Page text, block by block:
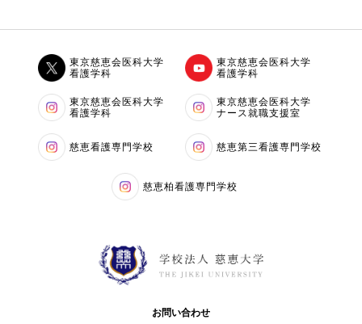
東京慈恵会医科大学
看護学科
東京慈恵会医科大学
看護学科
東京慈恵会医科大学
看護学科
東京慈恵会医科大学
ナース就職支援室
慈恵看護専門学校 慈恵第三看護専門学校
慈恵柏看護専門学校
お問い合わせ